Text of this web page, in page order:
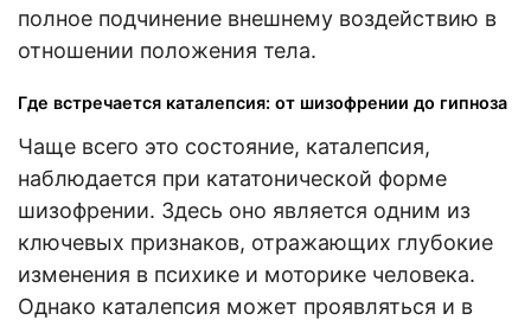
полное подчинение внешнему воздействию в
отношении положения тела.
Где встречается каталепсия: от шизофрении до гипноза
Чаще всего это состояние, каталепсия,
наблюдается при кататонической форме
шизофрении. Здесь оно является одним из
ключевых признаков, отражающих глубокие
изменения в психике и моторике человека.
Однако каталепсия может проявляться и в